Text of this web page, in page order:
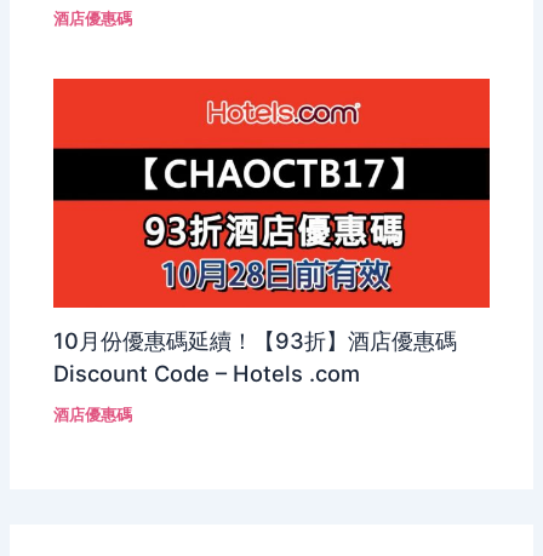
酒店優惠碼
10月份優惠碼延續！【93折】酒店優惠碼
Discount Code – Hotels .com
酒店優惠碼